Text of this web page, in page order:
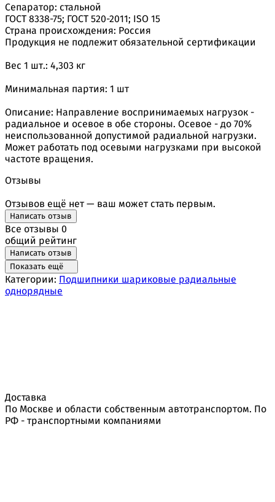
Сепаратор: стальной
ГОСТ 8338-75; ГОСТ 520-2011; ISO 15
Страна происхождения: Россия
Продукция не подлежит обязательной сертификации
Вес 1 шт.: 4,303 кг
Минимальная партия: 1 шт
Описание: Направление воспринимаемых нагрузок -
радиальное и осевое в обе стороны. Осевое - до 70%
неиспользованной допустимой радиальной нагрузки.
Может работать под осевыми нагрузками при высокой
частоте вращения.
Отзывы
Отзывов ещё нет — ваш может стать первым.
Написать отзыв
Все отзывы 0
общий рейтинг
Написать отзыв
Показать ещё
Категории: Подшипники шариковые радиальные
однорядные
Доставка
По Москве и области собственным автотранспортом. По
РФ - транспортными компаниями